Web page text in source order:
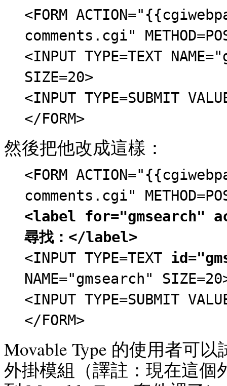
<FORM
comments.cgi"
<INPUT TYPE=TEXT
SIZE=20>
<INPUT TYPE=SUBMIT
</FORM>
然後把他改成這樣：
<FORM
comments.cgi"
<label for="gmsearch"
尋找：</label>
<INPUT TYPE=TEXT
NAME="gmsearch"
<INPUT TYPE=SUBMIT
</FORM>
Movable Type 的使用者可
外掛模組（譯註：現在這個